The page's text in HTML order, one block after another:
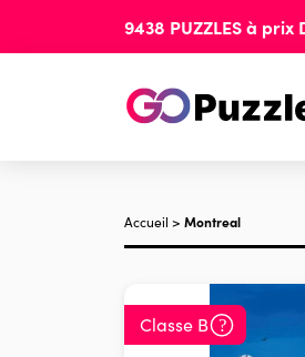
9438 PUZZLESà prix
Accueil > Montreal
Classe B